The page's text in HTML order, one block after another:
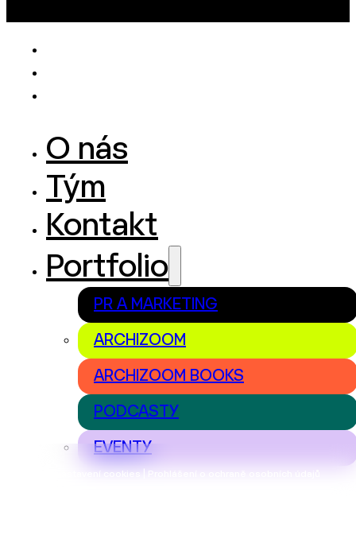
Nastavení cookies | Prohlášení o ochraně osobních údajů
O nás
Tým
Kontakt
Portfolio
PR A MARKETING
ARCHIZOOM
ARCHIZOOM BOOKS
PODCASTY
EVENTY